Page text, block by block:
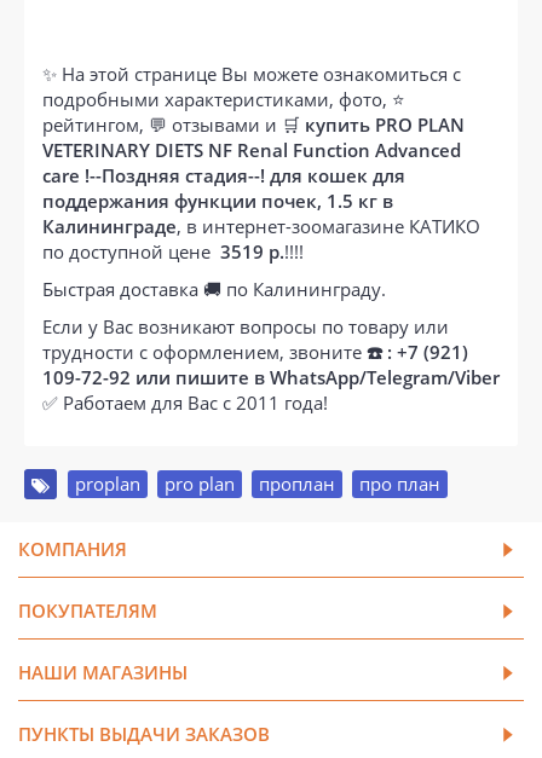
✨ На этой странице Вы можете ознакомиться с
подробными характеристиками, фото, ⭐
рейтингом, 💬 отзывами и 🛒 купить PRO PLAN
VETERINARY DIETS NF Renal Function Advanced
care !--Поздняя стадия--! для кошек для
поддержания функции почек, 1.5 кг в
Калининграде, в интернет-зоомагазине КАТИКО
по доступной цене 3519 р.!!!!
Быстрая доставка 🚚 по Калининграду.
Если у Вас возникают вопросы по товару или
трудности с оформлением, звоните ☎️ : +7 (921)
109-72-92 или пишите в WhatsApp/Telegram/Viber
✅ Работаем для Вас с 2011 года!
proplan pro plan проплан про план
КОМПАНИЯ
ПОКУПАТЕЛЯМ
НАШИ МАГАЗИНЫ
ПУНКТЫ ВЫДАЧИ ЗАКАЗОВ